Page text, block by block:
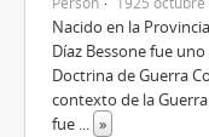
Nacido en la
Díaz Bessone fue
Doctrina de Guerra
contexto de la
fue ... »